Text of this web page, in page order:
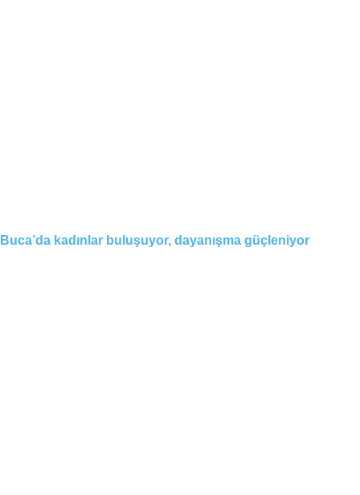
Buca’da kadınlar buluşuyor, dayanışma güçleniyor